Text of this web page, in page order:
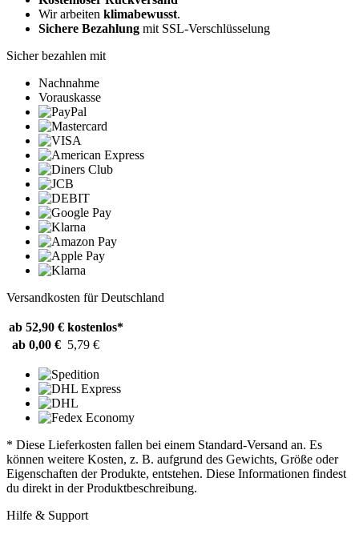
Wir arbeiten klimabewusst.
Sichere Bezahlung mit SSL-Verschlüsselung
Sicher bezahlen mit
Nachnahme
Vorauskasse
Versandkosten für Deutschland
ab 52,90 € kostenlos*
ab 0,00 € 5,79 €
* Diese Lieferkosten fallen bei einem Standard-Versand an. Es
können weitere Kosten, z. B. aufgrund des Gewichts, Größe oder
Eigenschaften der Produkte, entstehen. Diese Informationen findest
du direkt in der Produktbeschreibung.
Hilfe & Support